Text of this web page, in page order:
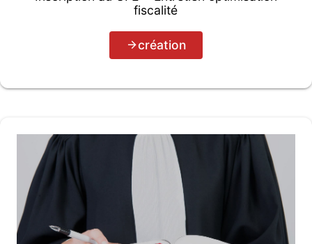
fiscalité
création